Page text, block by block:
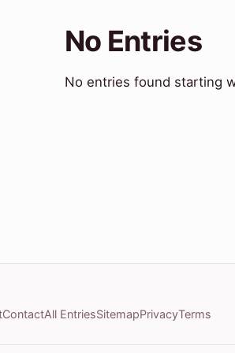
No Entries
No entries found starting
ContactAll EntriesSitemapPrivacyTerms